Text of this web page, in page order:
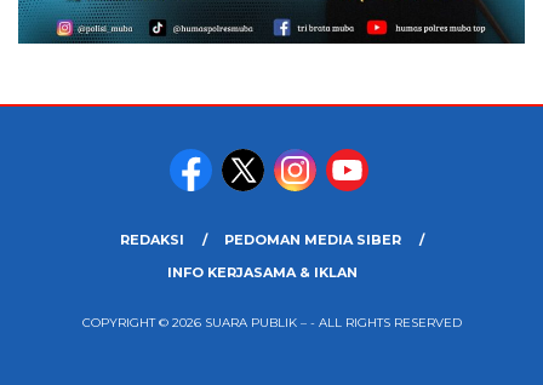
REDAKSI
PEDOMAN MEDIA SIBER
INFO KERJASAMA & IKLAN
COPYRIGHT © 2026 SUARA PUBLIK – - ALL RIGHTS RESERVED